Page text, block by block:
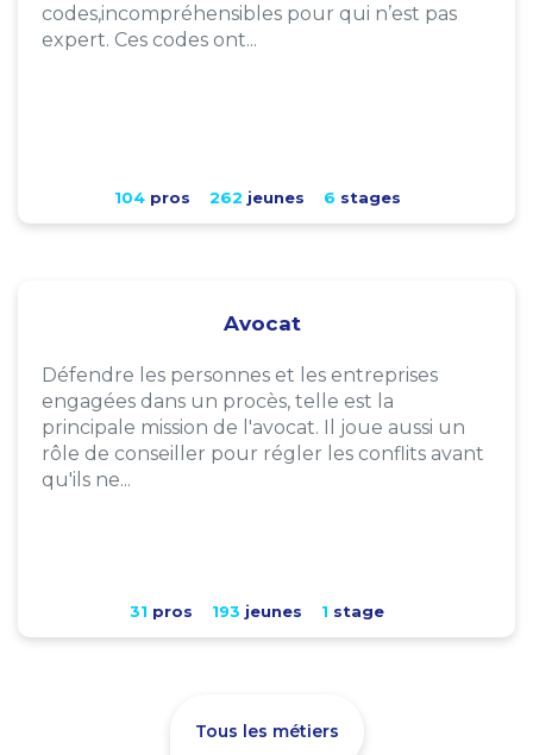
codes,incompréhensibles pour qui n’est pas
expert. Ces codes ont...
104pros 262 jeunes 6 stages
Avocat
Défendre les personnes et les entreprises
engagées dans un procès, telle est la
principale mission de l'avocat. Il joue aussi un
rôle de conseiller pour régler les conflits avant
qu'ils ne...
31 pros 193 jeunes 1 stage
Tous les métiers